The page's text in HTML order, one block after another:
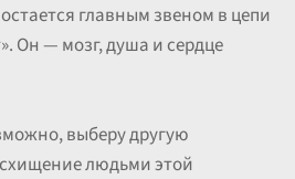
главным звеном в цепи
Он — мозг, душа и сердце
выберу другую
людьми этой